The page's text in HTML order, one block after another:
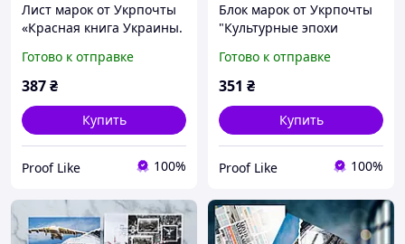
Лист марок от Укрпочты
«Красная книга Украины.
марок), 2019
Готово к отправке
387₴
Купить
Proof Like 100%
Блок марок от Укрпочты
"Культурные эпохи
марки), 2017
Готово к отправке
351 ₴
Купить
Proof Like 100%